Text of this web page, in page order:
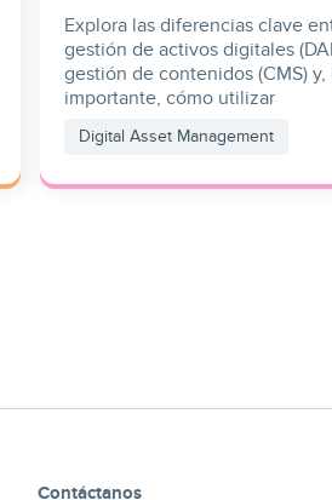
Explora las diferencias clave
gestión de activos digitales
gestión de contenidos (CMS)
importante, cómo utilizar
Digital Asset Management
Contáctanos